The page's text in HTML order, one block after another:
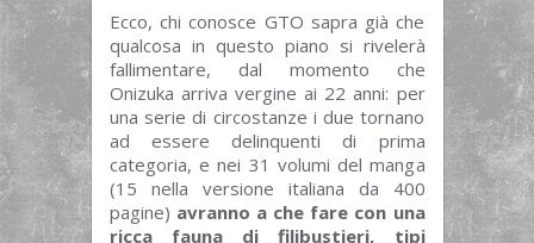
Ecco, chi conosce GTO sapra già che
qualcosa in questo piano si rivelerà
fallimentare, dal momento che
Onizuka arriva vergine ai 22 anni: per
una serie di circostanze i due tornano
ad essere delinquenti di prima
categoria, e nei 31 volumi del manga
(15 nella versione italiana da 400
pagine) avranno a che fare con una
ricca fauna di filibustieri, tipi